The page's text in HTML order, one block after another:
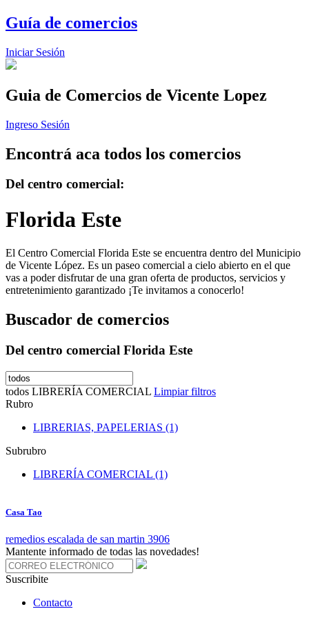
Guía de comercios
Iniciar Sesión
Guia de Comercios de Vicente Lopez
Ingreso Sesión
Encontrá aca todos los comercios
Del centro comercial:
Florida Este
El Centro Comercial Florida Este se encuentra dentro del Municipio
de Vicente López. Es un paseo comercial a cielo abierto en el que
vas a poder disfrutar de una gran oferta de productos, servicios y
entretenimiento garantizado ¡Te invitamos a conocerlo!
Buscador de comercios
Del centro comercial Florida Este
todos LIBRERÍA COMERCIAL Limpiar filtros
Rubro
LIBRERIAS, PAPELERIAS (1)
Subrubro
LIBRERÍA COMERCIAL (1)
Casa Tao
remedios escalada de san martin 3906
Mantente informado de todas las novedades!
Suscribite
Contacto